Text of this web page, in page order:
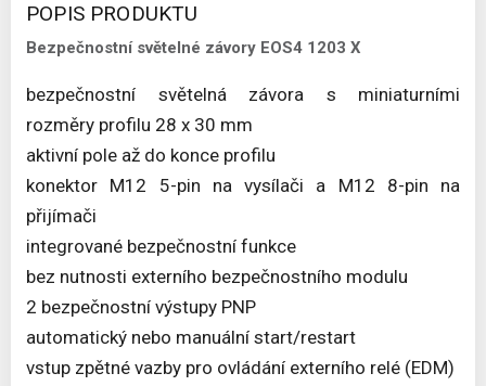
POPIS PRODUKTU
Bezpečnostní světelné závory EOS4 1203 X
bezpečnostní světelná závora s miniaturními
rozměry profilu 28 x 30 mm
aktivní pole až do konce profilu
konektor M12 5-pin na vysílači a M12 8-pin na
přijímači
integrované bezpečnostní funkce
bez nutnosti externího bezpečnostního modulu
2 bezpečnostní výstupy PNP
automatický nebo manuální start/restart
vstup zpětné vazby pro ovládání externího relé (EDM)